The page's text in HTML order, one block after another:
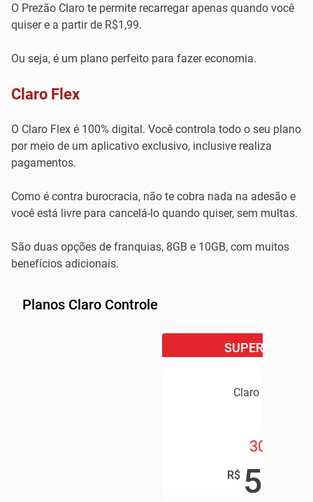
O Prezão Claro te permite recarregar apenas quando você
quiser e a partir de R$1,99.
Ou seja, é um plano perfeito para fazer economia.
Claro Flex
O Claro Flex é 100% digital. Você controla todo o seu plano
por meio de um aplicativo exclusivo, inclusive realiza
pagamentos.
Como é contra burocracia, não te cobra nada na adesão e
você está livre para cancelá-lo quando quiser, sem multas.
São duas opções de franquias, 8GB e 10GB, com muitos
benefícios adicionais.
Planos Claro Controle
SUPER OFERTA
Claro Controle
30GB
R$ 59